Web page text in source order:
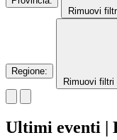
Rimuovi
Regione:
Rimuovi filtri
Ultimi eventi |